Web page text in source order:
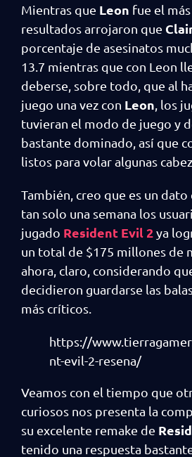
Mientras que Leon fue el
resultados arrojaron que
porcentaje de asesinatos
13.7 mientras que con Leon
deberse, sobre todo, que al
juego una vez con Leon , los
tuvieran el modo de juego y
bastante dominado, así que
listos para volar algunas
También, creo que es un
tan solo una semana los
jugado Resident Evil 2ya
un total de $175 millones de
ahora, claro, considerando
decidieron guardarse las
más críticos.
https://
nt-evil-2-resena/
Veamos con el tiempo que
curiosos nos presenta la
su excelente remake de
tenido una respuesta